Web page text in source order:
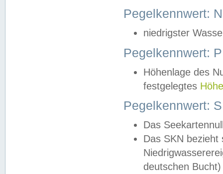
Pegelkennwert:
niedrigster
Pegelkennwert:
Höhenlage des
festgelegtes
Pegelkennwert:
Das
Das SKN
deutschen